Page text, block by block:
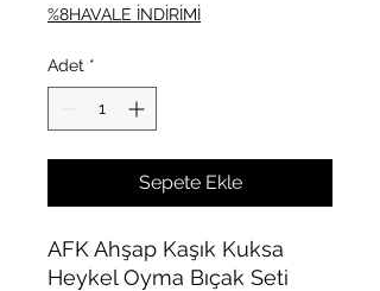
%8HAVALE İNDİRİMİ
Adet *
Sepete Ekle
AFK Ahşap Kaşık Kuksa
Heykel Oyma Bıçak Seti